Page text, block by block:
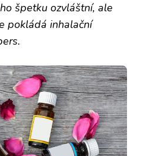
špetku ozvláštní, ale
pokládá inhalační